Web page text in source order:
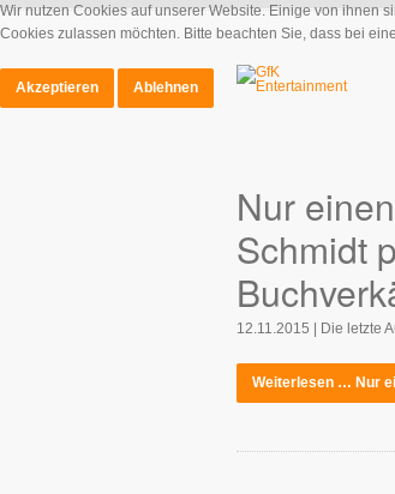
Nur
Schmidt
12.11.2015 | Die letzte
Weiterlesen … Nur
Wir nutzen Cookies auf unserer Website. Einige von ihnen
Cookies zulassen möchten. Bitte beachten Sie, dass bei
Akzeptieren
Ablehnen